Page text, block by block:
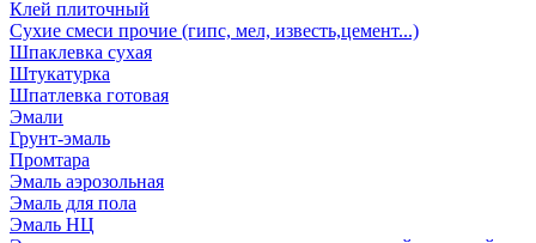
Клей плиточный
Сухие смеси прочие (гипс, мел, известь,цемент...)
Шпаклевка сухая
Штукатурка
Шпатлевка готовая
Эмали
Грунт-эмаль
Промтара
Эмаль аэрозольная
Эмаль для пола
Эмаль НЦ